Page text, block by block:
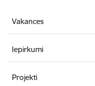
Vakances
Iepirkumi
Projekti